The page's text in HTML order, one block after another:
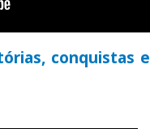
conquistas e